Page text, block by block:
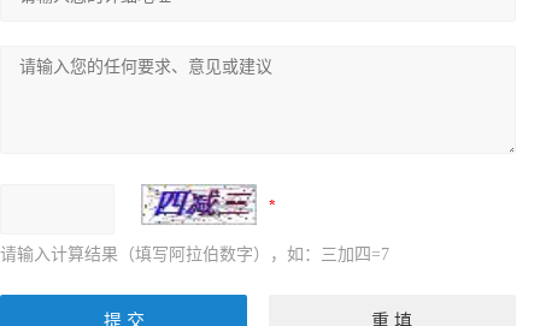
请输入计算结果（填写阿拉伯数字），如：三加四=7